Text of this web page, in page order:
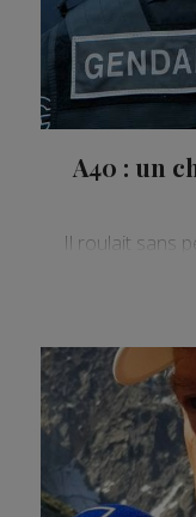
A40 : un
Il roulait sans